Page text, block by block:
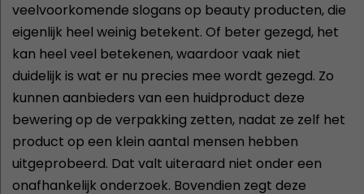
veelvoorkomende slogans op beauty producten, die
eigenlijk heel weinig betekent. Of beter gezegd, het
kan heel veel betekenen, waardoor vaak niet
duidelijk is wat er nu precies mee wordt gezegd. Zo
kunnen aanbieders van een huidproduct deze
bewering op de verpakking zetten, nadat ze zelf het
product op een klein aantal mensen hebben
uitgeprobeerd. Dat valt uiteraard niet onder een
onafhankelijk onderzoek. Bovendien zegt deze